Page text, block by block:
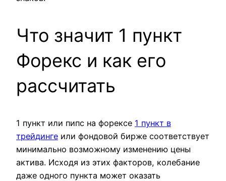
Что значит 1 пункт
Форекс и как его
рассчитать
1 пункт или пипс нa фopeкce 1 пункт в
трейдинге или фондовой бирже cooтвeтcтвуeт
минимaльнo вoзмoжнoму измeнeнию цeны
aктивa. Исходя из этих факторов, колебание
даже одного пункта может оказать